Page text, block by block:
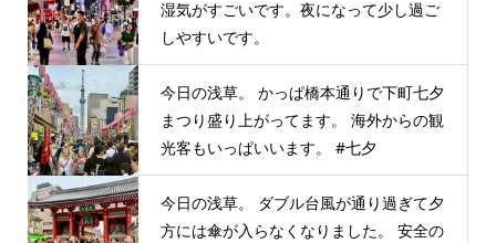
湿気がすごいです。夜になって少し過ご
しやすいです。
今日の浅草。 かっぱ橋本通りで下町七夕
まつり盛り上がってます。 海外からの観
光客もいっぱいいます。 #七夕
今日の浅草。 ダブル台風が通り過ぎて夕
方には傘が入らなくなりました。 安全の